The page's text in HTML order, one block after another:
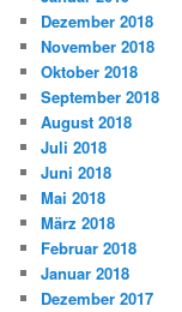
Dezember 2018
November 2018
Oktober 2018
September 2018
August 2018
Juli 2018
Juni 2018
Mai 2018
März 2018
Februar 2018
Januar 2018
Dezember 2017